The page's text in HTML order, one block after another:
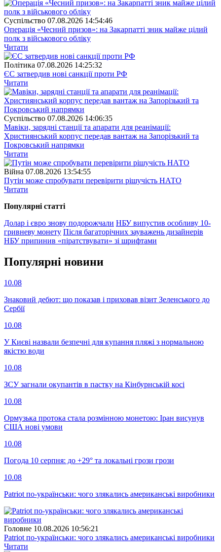
Суспiльство 07.08.2026 14:54:46
Операція «Чесний призов»: на Закарпатті зник майже цілий
полк з військового обліку
Читати
Полiтика 07.08.2026 14:25:32
ЄС затвердив нові санкції проти РФ
Читати
Суспiльство 07.08.2026 14:06:35
Мавіки, зарядні станції та апарати для реанімації:
Християнський корпус передав вантаж на Запорізький та
Покровський напрямки
Читати
Війна 07.08.2026 13:54:55
Путін може спробувати перевірити рішучість НАТО
Читати
Популярнi статтi
Долар і євро знову подорожчали НБУ випустив особливу 10-
гривневу монету Після багаторічних зауважень дизайнерів
НБУ припинив «піратствувати» зі шрифтами
Популярнi новини
10.08
Знаковий дебют: що показав і приховав візит Зеленського до
Сербії
10.08
У Києві назвали безпечні для купання пляжі з нормальною
якістю води
10.08
ЗСУ загнали окупантів в пастку на Кінбурнській косі
10.08
Ормузька протока стала розмінною монетою: Іран висунув
США нові умови
10.08
Погода 10 серпня: до +29° та локальні грози грози
10.08
Patriot по-українськи: чого злякались американські виробники
Головне 10.08.2026 10:56:21
Patriot по-українськи: чого злякались американські виробники
Читати